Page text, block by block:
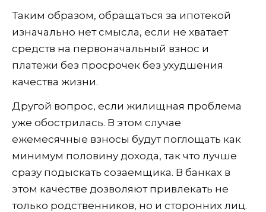
Таким образом, обращаться за ипотекой
изначально нет смысла, если не хватает
средств на первоначальный взнос и
платежи без просрочек без ухудшения
качества жизни.
Другой вопрос, если жилищная проблема
уже обострилась. В этом случае
ежемесячные взносы будут поглощать как
минимум половину дохода, так что лучше
сразу подыскать созаемщика. В банках в
этом качестве дозволяют привлекать не
только родственников, но и сторонних лиц.